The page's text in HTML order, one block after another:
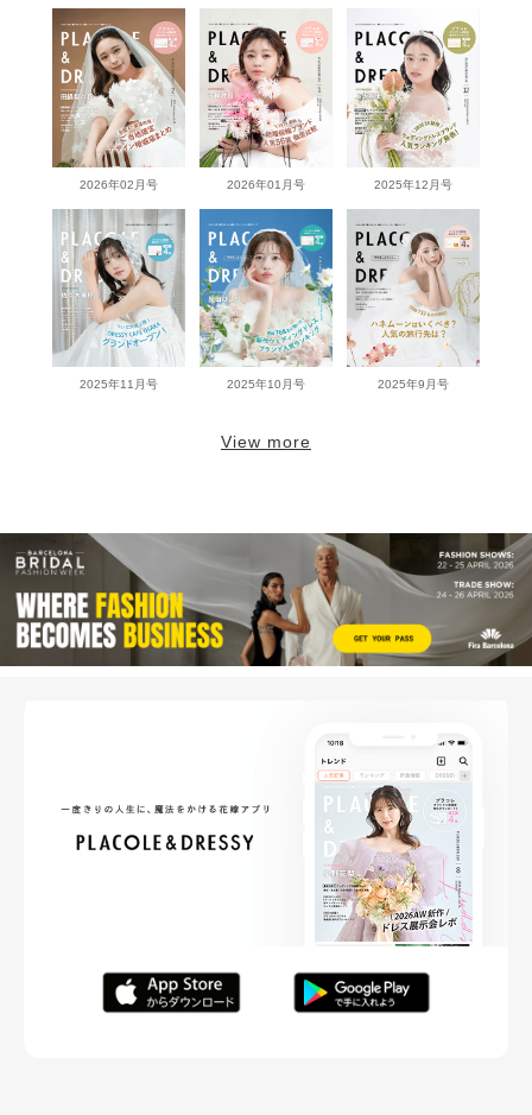
2026年02月号 2026年01月号 2025年12月号
2025年11月号 2025年10月号 2025年9月号
View more